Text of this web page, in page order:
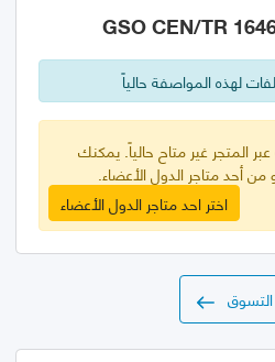
لهذه المواصفة حالياً
المتجر غير متاح حالياً. يمكنك
أحد متاجر الدول الأعضاء.
اختر احد متاجر الدول الأعضاء
التسوق